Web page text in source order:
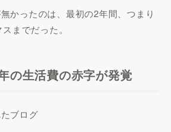
かったのは、最初の2年間、つまり
までだった。
の生活費の赤字が発覚
ブログ